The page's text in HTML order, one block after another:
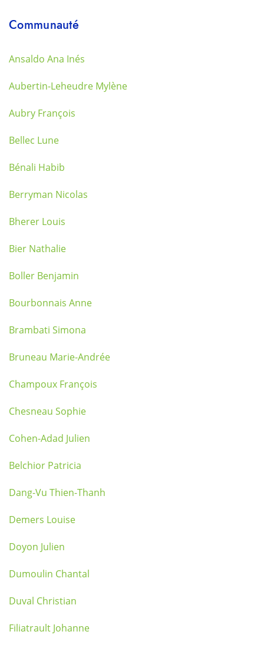
Communauté
Ansaldo Ana Inés
Aubertin-Leheudre Mylène
Aubry François
Bellec Lune
Bénali Habib
Berryman Nicolas
Bherer Louis
Bier Nathalie
Boller Benjamin
Bourbonnais Anne
Brambati Simona
Bruneau Marie-Andrée
Champoux François
Chesneau Sophie
Cohen-Adad Julien
Belchior Patricia
Dang-Vu Thien-Thanh
Demers Louise
Doyon Julien
Dumoulin Chantal
Duval Christian
Filiatrault Johanne